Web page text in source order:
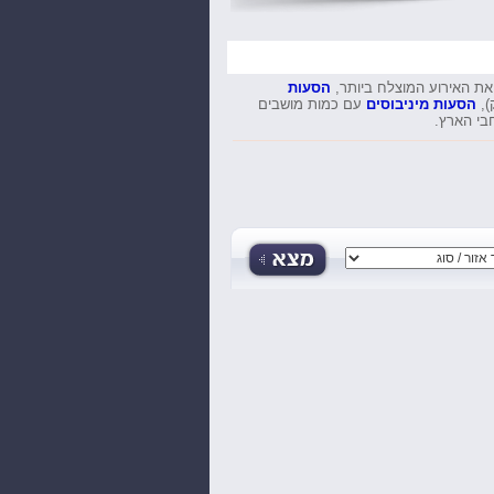
האירוע המוצלח ביותר, הסעות
הסעות מיניבוסים עם כמות מושבים
הארץ.